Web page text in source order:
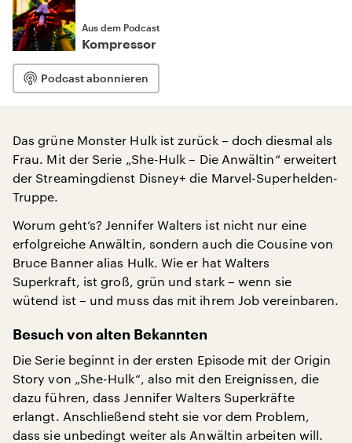
Aus dem Podcast
Kompressor
Podcast abonnieren
Das grüne Monster Hulk ist zurück – doch diesmal als
Frau. Mit der Serie „She-Hulk – Die Anwältin“ erweitert
der Streamingdienst Disney+ die Marvel-Superhelden-
Truppe.
Worum geht’s? Jennifer Walters ist nicht nur eine
erfolgreiche Anwältin, sondern auch die Cousine von
Bruce Banner alias Hulk. Wie er hat Walters
Superkraft, ist groß, grün und stark – wenn sie
wütend ist – und muss das mit ihrem Job vereinbaren.
Besuch von alten Bekannten
Die Serie beginnt in der ersten Episode mit der Origin
Story von „She-Hulk“, also mit den Ereignissen, die
dazu führen, dass Jennifer Walters Superkräfte
erlangt. Anschließend steht sie vor dem Problem,
dass sie unbedingt weiter als Anwältin arbeiten will.